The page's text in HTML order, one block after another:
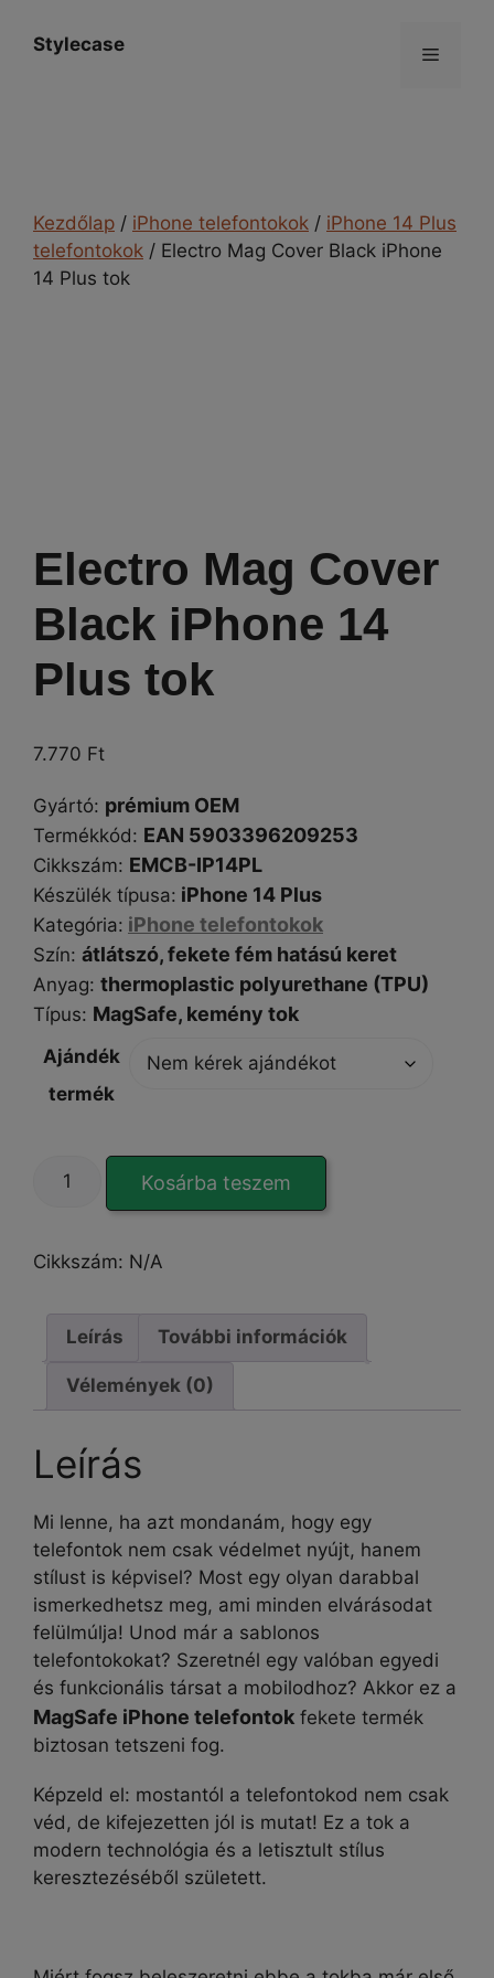
Stylecase Menü
Kezdőlap / iPhone telefontokok / iPhone 14 Plus
telefontokok / Electro Mag Cover Black iPhone
14 Plus tok
Electro Mag Cover
Black iPhone 14
Plus tok
7.770 Ft
Gyártó: prémium OEM
Termékkód: EAN 5903396209253
Cikkszám: EMCB-IP14PL
Készülék típusa: iPhone 14 Plus
Kategória: iPhone telefontokok
Szín: átlátszó, fekete fém hatású keret
Anyag: thermoplastic polyurethane (TPU)
Típus: MagSafe, kemény tok
Ajándék
termék
Mag
Black
Plus
tok
mennyiség
Kosárba teszem
Cikkszám: N/A
Leírás További információk
Vélemények (0)
Leírás
Mi lenne, ha azt mondanám, hogy egy
telefontok nem csak védelmet nyújt, hanem
stílust is képvisel? Most egy olyan darabbal
ismerkedhetsz meg, ami minden elvárásodat
felülmúlja! Unod már a sablonos
telefontokokat? Szeretnél egy valóban egyedi
és funkcionális társat a mobilodhoz? Akkor ez a
MagSafe iPhone telefontok fekete termék
biztosan tetszeni fog.
Képzeld el: mostantól a telefontokod nem csak
véd, de kifejezetten jól is mutat! Ez a tok a
modern technológia és a letisztult stílus
keresztezéséből született.